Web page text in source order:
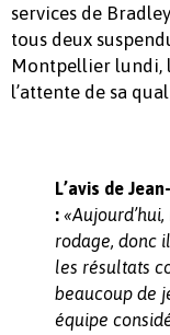
services de
tous deux
Montpellier lundi,
l’attente de sa
L’avis de
:
rodage, donc
les résultats
beaucoup de
équipe